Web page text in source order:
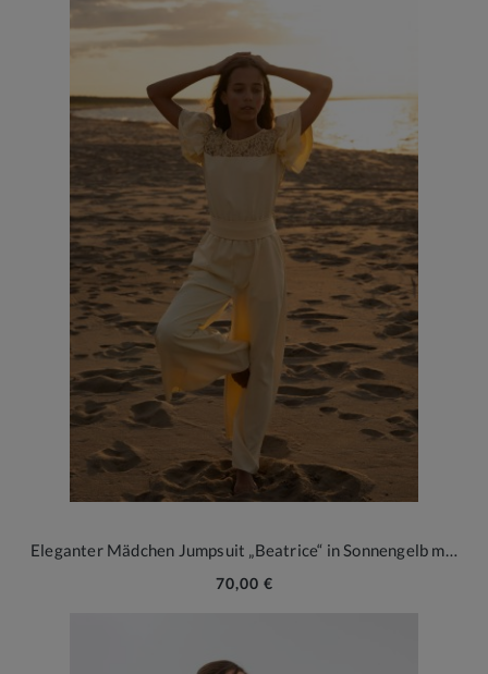
Eleganter Mädchen Jumpsuit „Beatrice“ in Sonnengelb mit Spitzenrücken
70,00 €